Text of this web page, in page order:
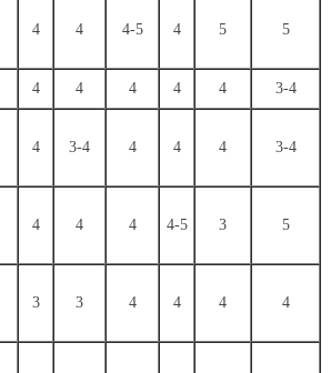
4 4 4-5 4 5 5
4 4 4 4 4 3-4
4 3-4 4 4 4 3-4
4 4 4 4-5 3 5
3 3 4 4 4 4